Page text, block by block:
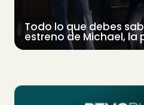
Todo lo que debes
estreno de Michael, la